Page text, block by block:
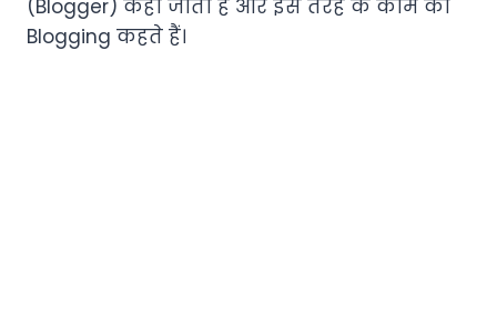
(Blogger) कहा जाता हैं और इस तरह के काम को
Blogging कहते हैं।